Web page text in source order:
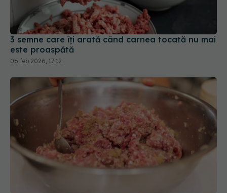
3 semne care îți arată când carnea tocată nu mai
este proaspătă
06 feb 2026, 17:12